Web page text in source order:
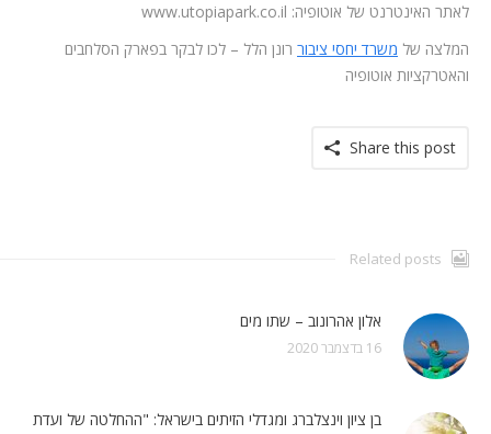
לאתר האינטרנט של אוטופיה: www.utopiapark.co.il
המלצה של משרד יחסי ציבור רונן הלל – לכו לבקר בפארק הסלחבים
והאטרקציות אוטופיה
Share this post
Related posts
אלון אהרונוב – שתו מים
16 בדצמבר 2020
בן ציון וינצלברג ומגדלי הזיתים בישראל: "ההחלטה של ועדת